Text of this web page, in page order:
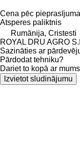
Cena pēc pieprasījuma
Atsperes paliktnis
Rumānija, Cristesti
ROYAL DRU AGRO
Sazināties ar
Pārdodat tehniku?
Dariet to kopā ar
Izvietot sludinājumu